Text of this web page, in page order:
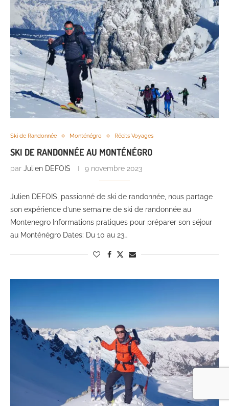
Ski de Randonnée Monténégro Récits Voyages
SKI DE RANDONNÉE AU MONTÉNÉGRO
par Julien DEFOIS 9 novembre 2023
Julien DEFOIS, passionné de ski de randonnée, nous partage
son expérience d’une semaine de ski de randonnée au
Montenegro Informations pratiques pour préparer son séjour
au Monténégro Dates: Du 10 au 23…